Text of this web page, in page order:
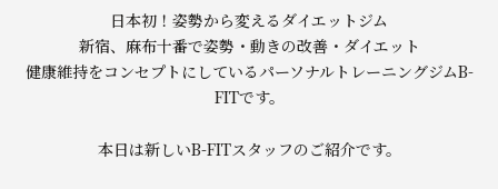
日本初！姿勢から変えるダイエットジム
新宿、麻布十番で姿勢・動きの改善・ダイエット
健康維持をコンセプトにしているパーソナルトレーニングジムB-
FITです。
本日は新しいB-FITスタッフのご紹介です。